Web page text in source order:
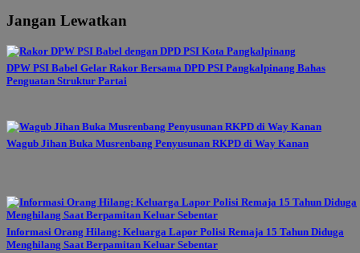
Jangan Lewatkan
DPW PSI Babel Gelar Rakor Bersama DPD PSI Pangkalpinang Bahas
Penguatan Struktur Partai
Wagub Jihan Buka Musrenbang Penyusunan RKPD di Way Kanan
Informasi Orang Hilang: Keluarga Lapor Polisi Remaja 15 Tahun Diduga
Menghilang Saat Berpamitan Keluar Sebentar